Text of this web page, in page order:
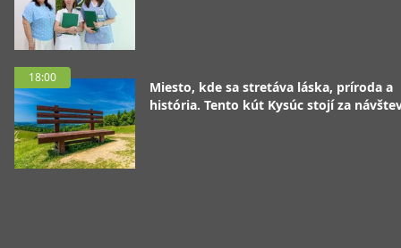
18:00
Miesto, kde sa stretáva láska, príroda a
história. Tento kút Kysúc stojí za